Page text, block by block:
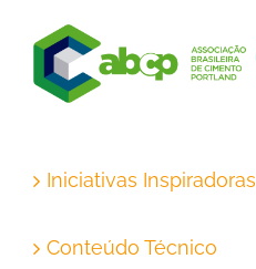
Iniciativas Inspiradoras
Conteúdo Técnico